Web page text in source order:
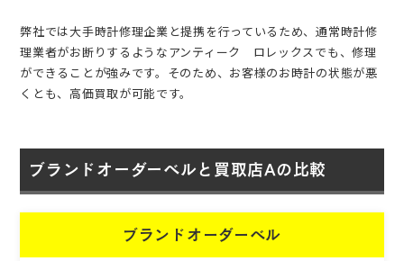
弊社では大手時計修理企業と提携を行っているため、通常時計修
理業者がお断りするようなアンティーク ロレックスでも、修理
ができることが強みです。そのため、お客様のお時計の状態が悪
くとも、高価買取が可能です。
ブランドオーダーベルと買取店Aの比較
ブランドオーダーベル